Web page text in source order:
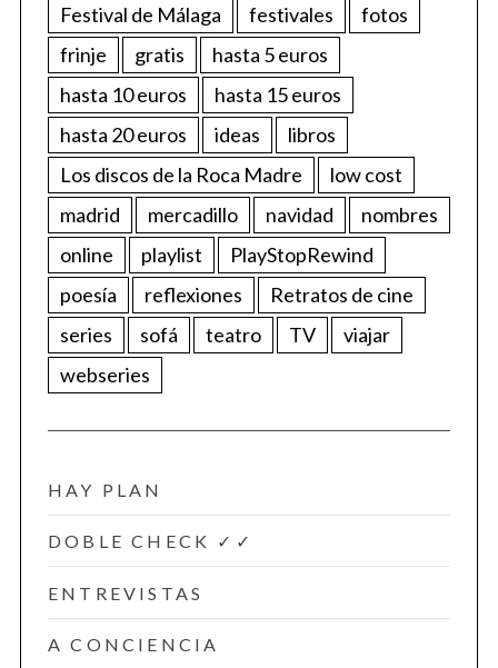
Festival de Málaga
festivales
fotos
frinje
gratis
hasta 5 euros
hasta 10 euros
hasta 15 euros
hasta 20 euros
ideas
libros
Los discos de la Roca Madre
low cost
madrid
mercadillo navidad
nombres
online
playlist
PlayStopRewind
poesía
reflexiones
Retratos de cine
series
sofá teatro TV
viajar
webseries
HAY PLAN
DOBLE CHECK ✓✓
ENTREVISTAS
A CONCIENCIA